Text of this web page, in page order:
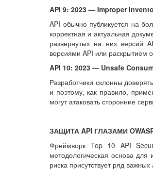
API 9: 2023 — Improper
API обычно публикуется на
корректная и актуальная
развёрнутых на них версий
версиями API или раскрытием
API 10: 2023 — Unsafe
Разработчики склонны
и поэтому, как правило,
могут атаковать сторонние
ЗАЩИТА API ГЛАЗАМИ
Фреймворк Top 10 API
методологическая основа
риска присутствует ряд важных